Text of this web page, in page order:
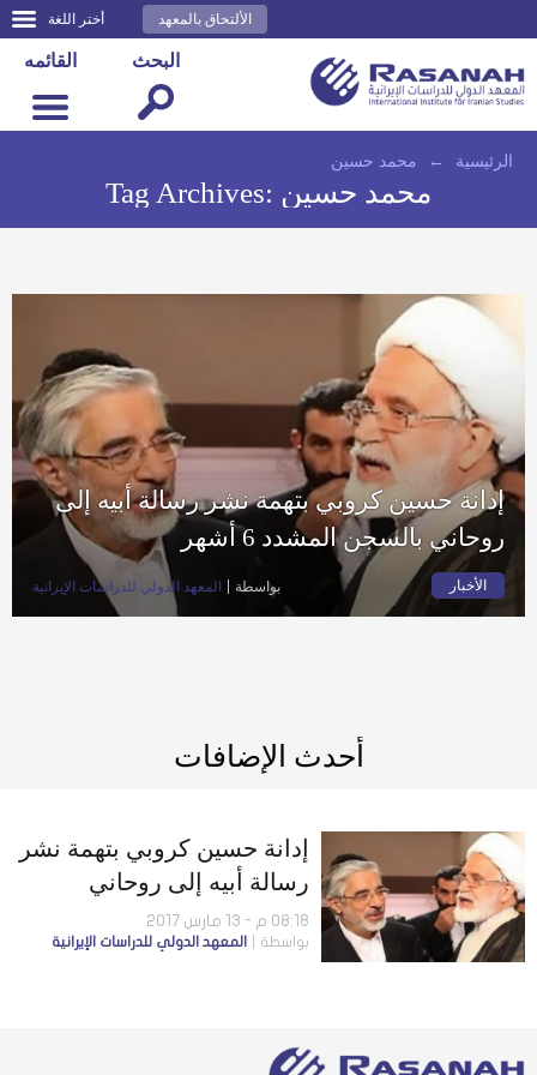
أختر اللغة الألتحاق بالمعهد
القائمه البحث
الرئيسية ← محمد حسين
Tag Archives: محمد حسين
إدانة حسين كروبي بتهمة نشر رسالة أبيه إلى
روحاني بالسجن المشدد 6 أشهر
الأخبار بواسطة المعهد الدولي للدراسات الإيرانية
أحدث الإضافات
إدانة حسين كروبي بتهمة نشر
رسالة أبيه إلى روحاني
بالسجن المشدد 6 أشهر
08:18 م - 13 مارس 2017
بواسطة المعهد الدولي للدراسات الإيرانية